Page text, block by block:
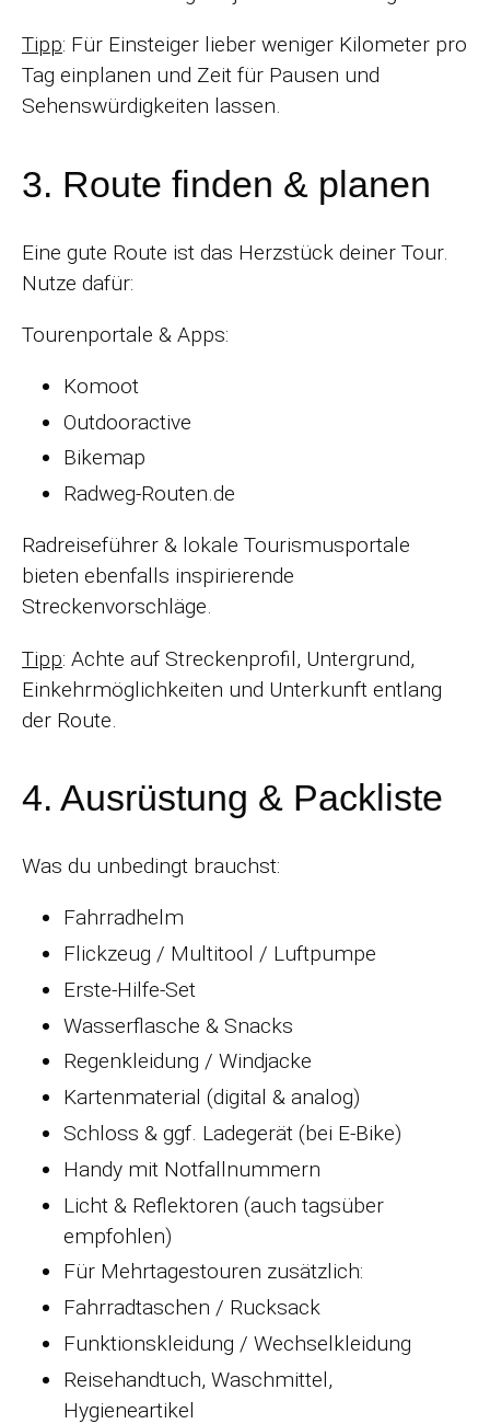
Tipp: Für Einsteiger lieber weniger Kilometer pro
Tag einplanen und Zeit für Pausen und
Sehenswürdigkeiten lassen.
3. Route finden & planen
Eine gute Route ist das Herzstück deiner Tour.
Nutze dafür:
Tourenportale & Apps:
Komoot
Outdooractive
Bikemap
Radweg-Routen.de
Radreiseführer & lokale Tourismusportale
bieten ebenfalls inspirierende
Streckenvorschläge.
Tipp: Achte auf Streckenprofil, Untergrund,
Einkehrmöglichkeiten und Unterkunft entlang
der Route.
4. Ausrüstung & Packliste
Was du unbedingt brauchst:
Fahrradhelm
Flickzeug / Multitool / Luftpumpe
Erste-Hilfe-Set
Wasserflasche & Snacks
Regenkleidung / Windjacke
Kartenmaterial (digital & analog)
Schloss & ggf. Ladegerät (bei E-Bike)
Handy mit Notfallnummern
Licht & Reflektoren (auch tagsüber
empfohlen)
Für Mehrtagestouren zusätzlich:
Fahrradtaschen / Rucksack
Funktionskleidung / Wechselkleidung
Reisehandtuch, Waschmittel,
Hygieneartikel